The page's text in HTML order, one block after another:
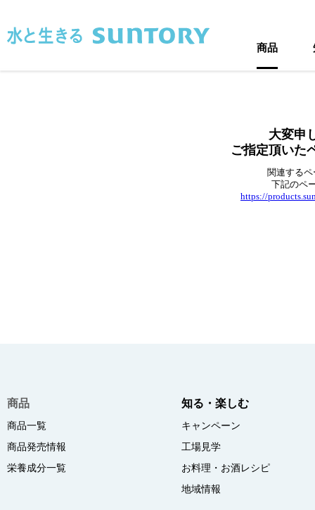
商品
大変申
ご指定頂いた
関連する
下記のペ
https://
商品
商品一覧
商品発売情報
栄養成分一覧
知る・楽しむ
キャンペーン
工場見学
お料理・お酒レシピ
地域情報